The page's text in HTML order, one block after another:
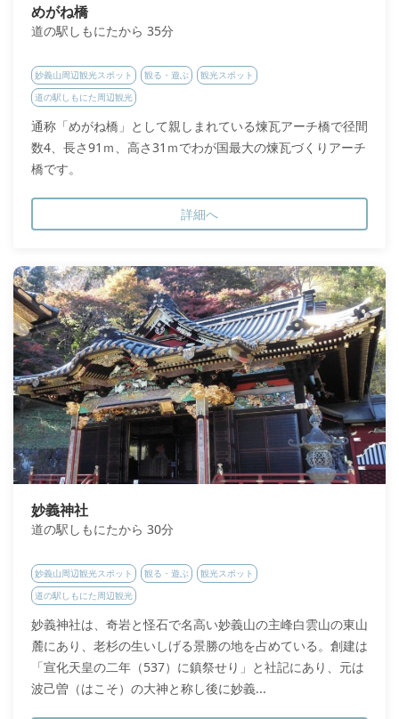
めがね橋
道の駅しもにたから 35分
妙義山周辺観光スポット 観る・遊ぶ
観光スポット
道の駅しもにた周辺観光
通称「めがね橋」として親しまれている煉瓦アーチ橋で径間
数4、長さ91ｍ、高さ31ｍでわが国最大の煉瓦づくりアーチ
橋です。
詳細へ
妙義神社
道の駅しもにたから 30分
妙義山周辺観光スポット 観る・遊ぶ
観光スポット
道の駅しもにた周辺観光
妙義神社は、奇岩と怪石で名高い妙義山の主峰白雲山の東山
麓にあり、老杉の生いしげる景勝の地を占めている。創建は
「宣化天皇の二年（537）に鎮祭せり」と社記にあり、元は
波己曽（はこそ）の大神と称し後に妙義...